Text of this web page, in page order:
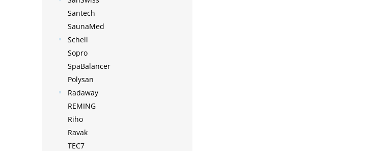
Santech
SaunaMed
Schell
Sopro
SpaBalancer
Polysan
Radaway
REMING
Riho
Ravak
TEC7